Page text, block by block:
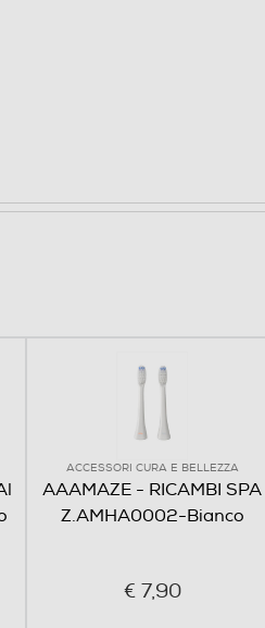
ACCESSORI CURA E BELLEZZA
AAAMAZE - RICAMBI SPA
Z.AMHA0002-Bianco
€ 7,90